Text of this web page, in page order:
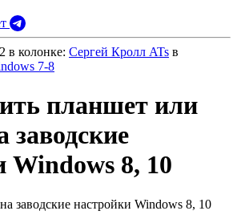
в колонке: Сергей Кролл ATs в
7-8
планшет или
заводские
Windows 8, 10